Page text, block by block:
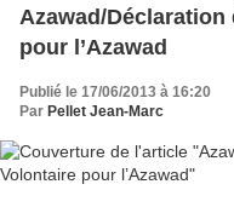
Azawad/
pour l’Azawad
Publié le 17/06/2013 à 16:20
Par Pellet Jean-Marc